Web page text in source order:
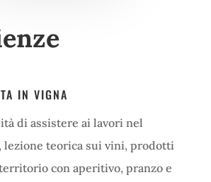
IN VIGNA
di assistere ai lavori nel
lezione teorica sui vini, prodotti
con aperitivo, pranzo e